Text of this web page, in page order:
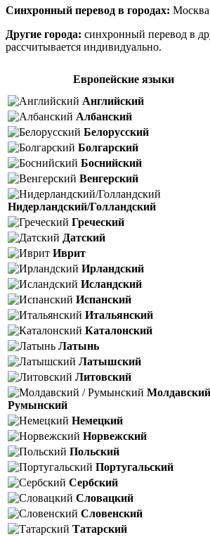
Синхронный перевод в городах:
Другие города: синхронный перевод в
рассчитывается индивидуально.
Европейские языки
Английский
Албанский
Белорусский
Болгарский
Боснийский
Венгерский
Нидерландский/Голландский
Греческий
Датский
Иврит
Ирландский
Исландский
Испанский
Итальянский
Каталонский
Латынь
Латышский
Литовский
Румынский
Немецкий
Норвежский
Польский
Португальский
Сербский
Словацкий
Словенский
Татарский